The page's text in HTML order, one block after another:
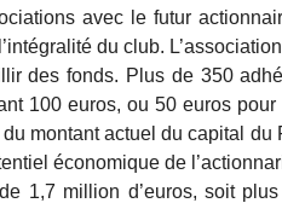
avec le futur
du club.
des fonds. Plus de 350
100 euros, ou 50 euros
montant actuel du capital du
économique de
1,7 million d’euros, soit